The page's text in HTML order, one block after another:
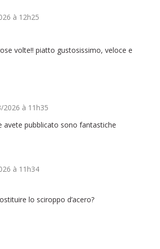
à 12h25
volte!! piatto gustosissimo, veloce e
2026 à 11h35
avete pubblicato sono fantastiche
à 11h34
lo sciroppo d’acero?